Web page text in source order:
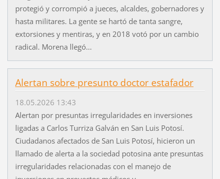
protegió y corrompió a jueces, alcaldes, gobernadores y
hasta militares. La gente se hartó de tanta sangre,
extorsiones y mentiras, y en 2018 votó por un cambio
radical. Morena llegó...
Alertan sobre presunto doctor estafador
18.05.2026 13:43
Alertan por presuntas irregularidades en inversiones
ligadas a Carlos Turriza Galván en San Luis Potosí.
Ciudadanos afectados de San Luis Potosí, hicieron un
llamado de alerta a la sociedad potosina ante presuntas
irregularidades relacionadas con el manejo de